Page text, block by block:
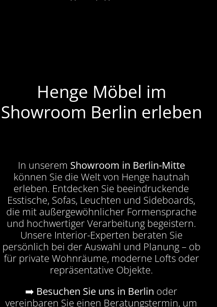
Henge Möbel im
Showroom Berlin erleben
In unserem Showroom in Berlin-Mitte
können Sie die Welt von Henge hautnah
erleben. Entdecken Sie beeindruckende
Esstische, Sofas, Leuchten und Sideboards,
die mit außergewöhnlicher Formensprache
und hochwertiger Verarbeitung begeistern.
Unsere Interior-Experten beraten Sie
persönlich bei der Auswahl und Planung – ob
für private Wohnräume, moderne Lofts oder
repräsentative Objekte.
➡️ Besuchen Sie uns in Berlin oder
vereinbaren Sie einen Beratungstermin, um